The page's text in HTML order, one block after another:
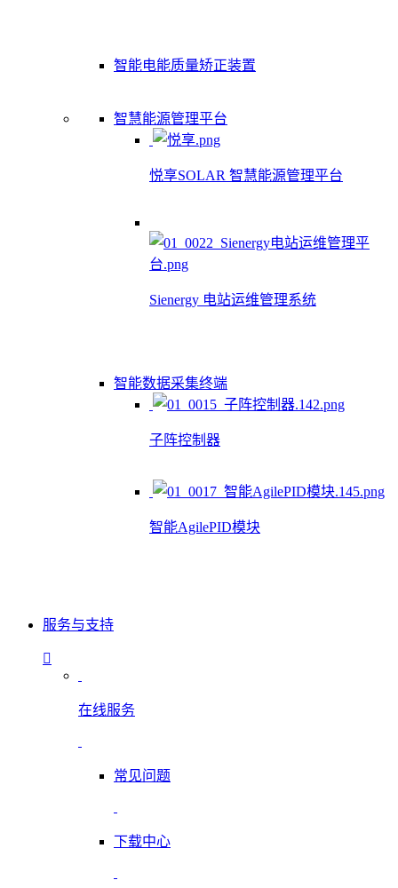
智能电能质量矫正装置
智慧能源管理平台
悦享SOLAR 智慧能源管理平台
Sienergy 电站运维管理系统
智能数据采集终端
子阵控制器
智能AgilePID模块
服务与支持
在线服务
常见问题
下载中心